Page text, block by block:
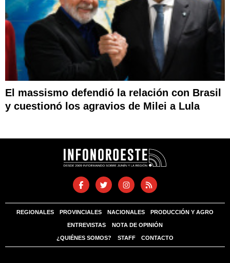
El massismo defendió la relación con Brasil
y cuestionó los agravios de Milei a Lula
REGIONALES PROVINCIALES NACIONALES PRODUCCIÓN Y AGRO
ENTREVISTAS NOTA DE OPINIÓN
¿QUIÉNES SOMOS? STAFF CONTACTO